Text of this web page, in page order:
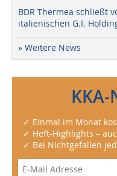
BDR Thermea schließt
italienischen G.I.
» Weitere News
✓ Einmal im Monat
✓ Heft-Highlights –
✓ Bei Nichtgefallen